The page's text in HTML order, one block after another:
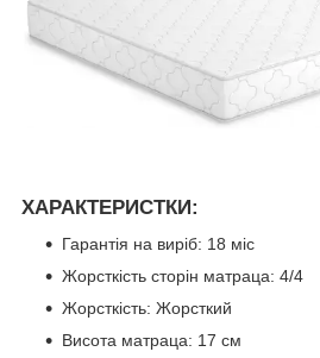
ХАРАКТЕРИСТКИ:
Гарантія на виріб: 18 міс
Жорсткість сторін матраца: 4/4
Жорсткість: Жорсткий
Висота матраца: 17 см